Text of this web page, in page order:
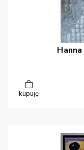
Hanna
kupuję